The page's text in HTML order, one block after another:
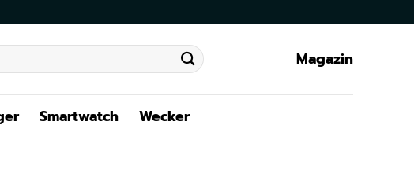
Magazin
Smartwatch Wecker